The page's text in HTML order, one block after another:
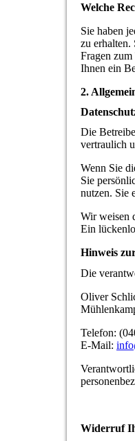
Welche
Sie haben
zu erhalten.
Fragen zum
Ihnen ein
2.
Die
vertraulich
Wenn Sie
Sie
nutzen. Sie
Wir weisen
Ein
Hinweis
Die
Oliver
Telefon:
E-Mail:
Widerruf